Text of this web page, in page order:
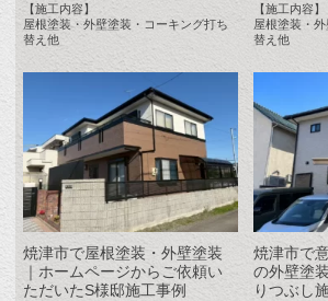
【施工内容】
屋根塗装・外壁塗装・コーキング打ち
替え他
【施工内容】
屋根塗装・
替え他
焼津市で屋根塗装・外壁塗装
｜ホームページからご依頼い
ただいたS様邸施工事例
焼津市で
の外壁塗
りつぶし